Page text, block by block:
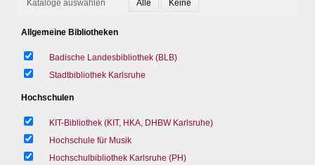
Kataloge auswählen
Allgemeine Bibliotheken
Badische Landesbibliothek (BLB)
Stadtbibliothek Karlsruhe
Hochschulen
KIT-Bibliothek (KIT, HKA, DHBW Karlsruhe)
Hochschule für Musik
Hochschulbibliothek Karlsruhe (PH)